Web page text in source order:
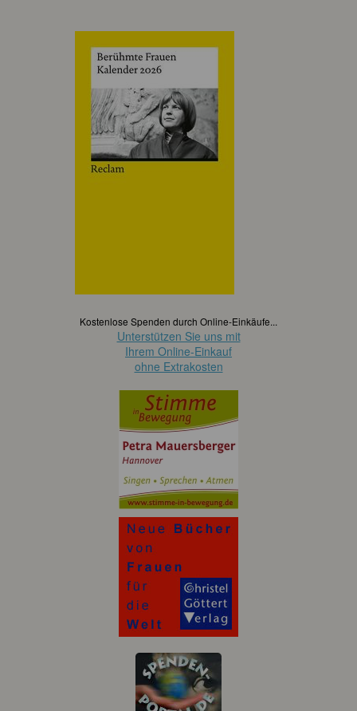
Kostenlose Spenden durch Online-Einkäufe...
Unterstützen Sie uns mit
Ihrem Online-Einkauf
ohne Extrakosten